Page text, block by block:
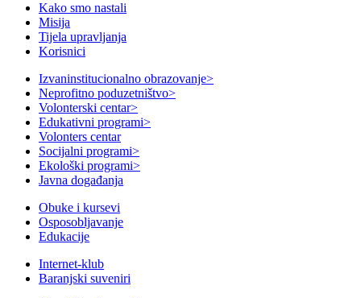
Kako smo nastali
Misija
Tijela upravljanja
Korisnici
Izvaninstitucionalno obrazovanje>
Neprofitno poduzetništvo>
Volonterski centar>
Edukativni programi>
Volonters centar
Socijalni programi>
Ekološki programi>
Javna događanja
Obuke i kursevi
Osposobljavanje
Edukacije
Internet-klub
Baranjski suveniri